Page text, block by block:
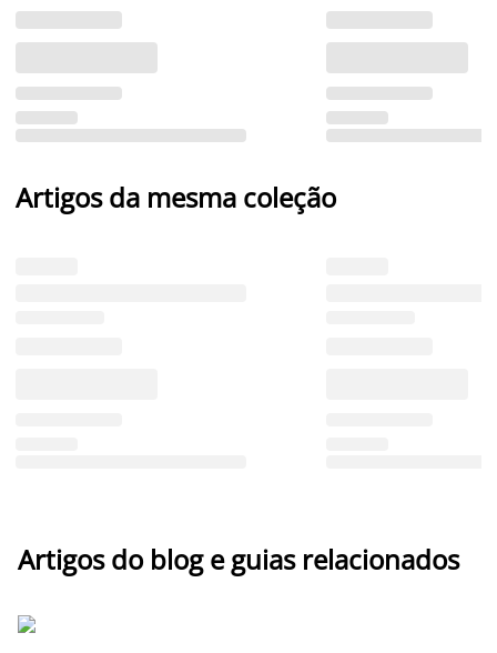
Artigos da mesma coleção
Artigos do blog e guias relacionados